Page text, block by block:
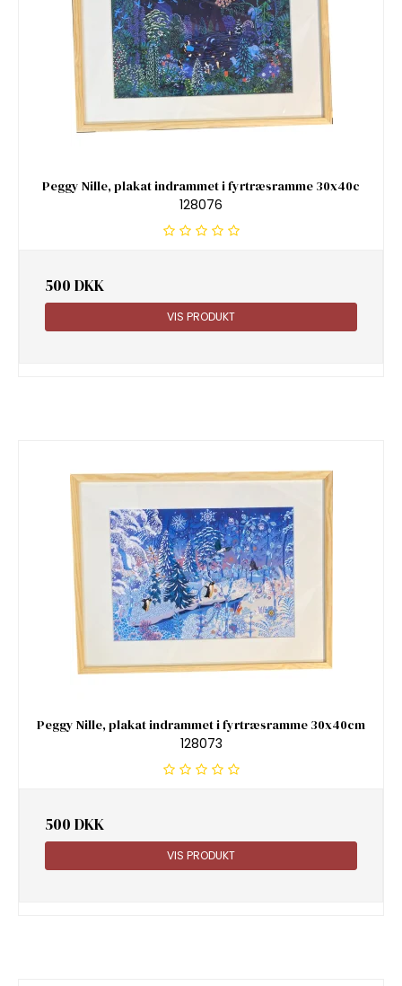
Peggy Nille, plakat indrammet i fyrtræsramme 30x40c
128076
500 DKK
VIS PRODUKT
Peggy Nille, plakat indrammet i fyrtræsramme 30x40cm
128073
500 DKK
VIS PRODUKT